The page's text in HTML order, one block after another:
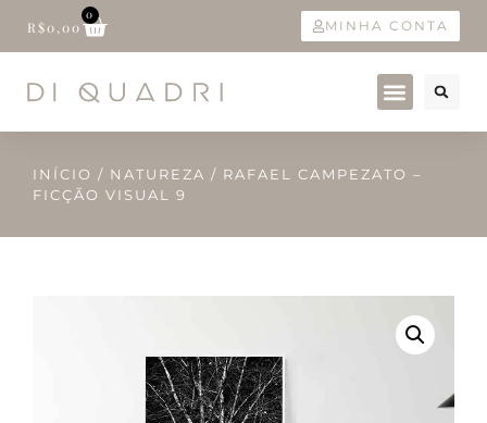
R$0,00
0
MINHA CONTA
INÍCIO / NATUREZA / RAFAEL CAMPEZATO –
FICÇÃO VISUAL 9